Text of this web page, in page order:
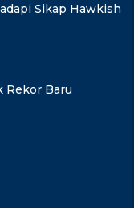
Sikap Hawkish
Rekor Baru